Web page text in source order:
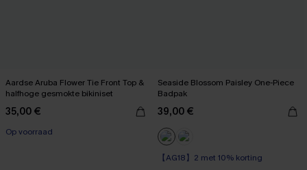
Aardse Aruba Flower Tie Front Top &
halfhoge gesmokte bikiniset
35,00 €
Op voorraad
Seaside Blossom Paisley One-Piece
Badpak
39,00 €
【AG18】2 met 10% korting
Op voorraad